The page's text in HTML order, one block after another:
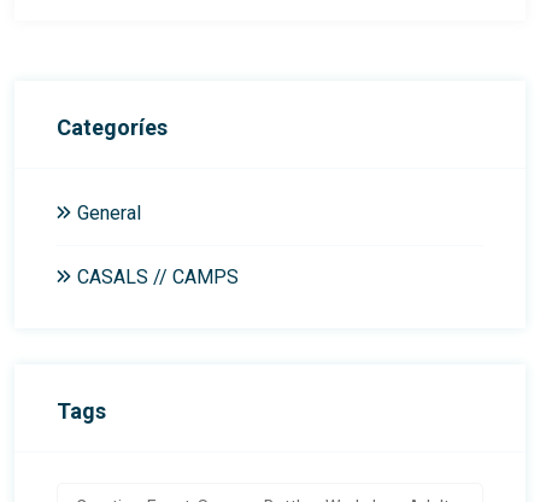
Categoríes
General
CASALS // CAMPS
Tags